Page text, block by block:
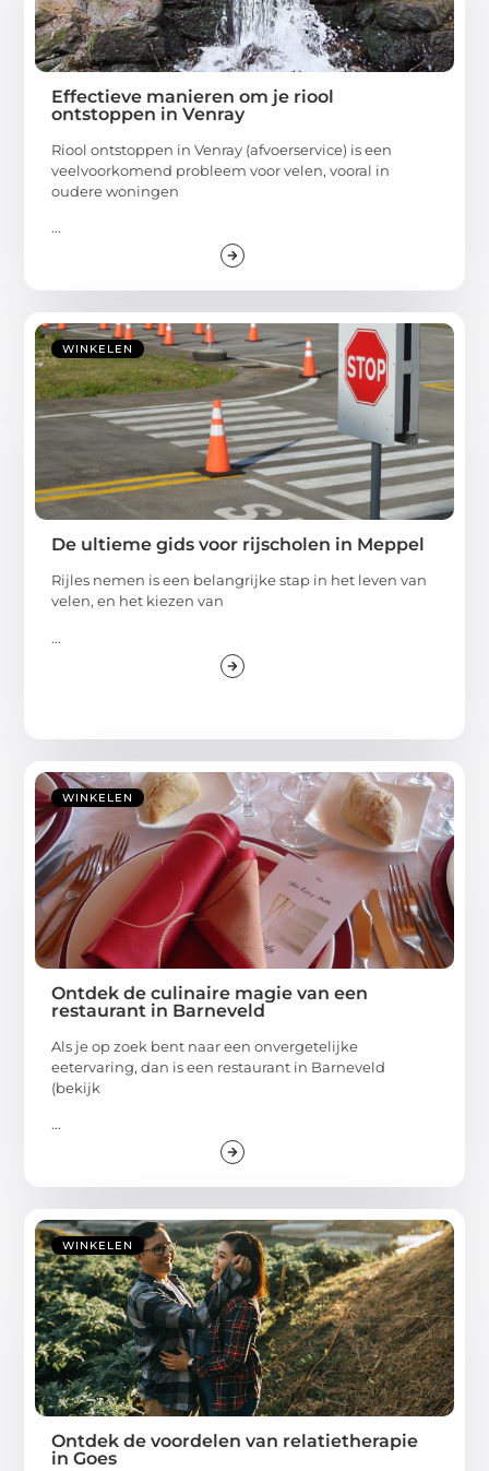
Effectieve manieren om je riool
ontstoppen in Venray
Riool ontstoppen in Venray (afvoerservice) is een
veelvoorkomend probleem voor velen, vooral in
oudere woningen
...
WINKELEN
De ultieme gids voor rijscholen in Meppel
Rijles nemen is een belangrijke stap in het leven van
velen, en het kiezen van
...
WINKELEN
Ontdek de culinaire magie van een
restaurant in Barneveld
Als je op zoek bent naar een onvergetelijke
eetervaring, dan is een restaurant in Barneveld
(bekijk
...
WINKELEN
Ontdek de voordelen van relatietherapie
in Goes